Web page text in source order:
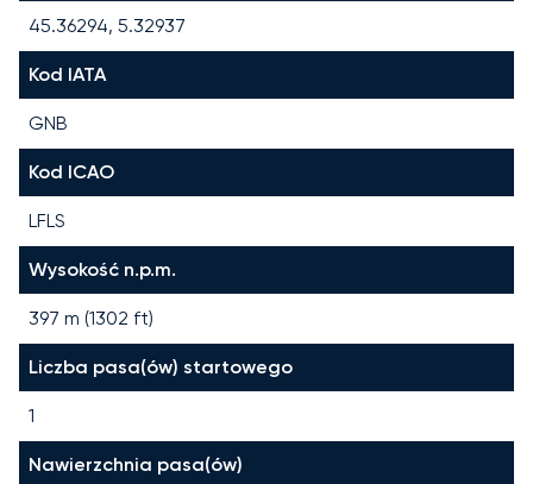
45.36294, 5.32937
Kod IATA
GNB
Kod ICAO
LFLS
Wysokość n.p.m.
397 m (1302 ft)
Liczba pasa(ów) startowego
1
Nawierzchnia pasa(ów)